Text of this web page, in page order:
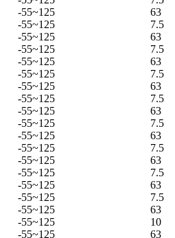
-55~125
63
-55~125
7.5
-55~125
63
-55~125
7.5
-55~125
63
-55~125
7.5
-55~125
63
-55~125
7.5
-55~125
63
-55~125
7.5
-55~125
63
-55~125
7.5
-55~125
63
-55~125
7.5
-55~125
63
-55~125
7.5
-55~125
63
-55~125
10
-55~125
63